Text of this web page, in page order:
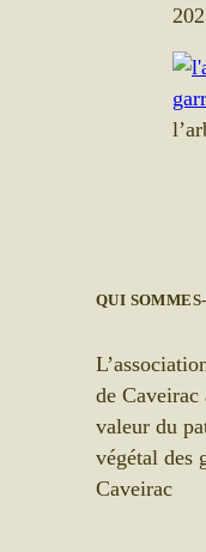
QUI
de
valeur du
végétal des
Caveirac